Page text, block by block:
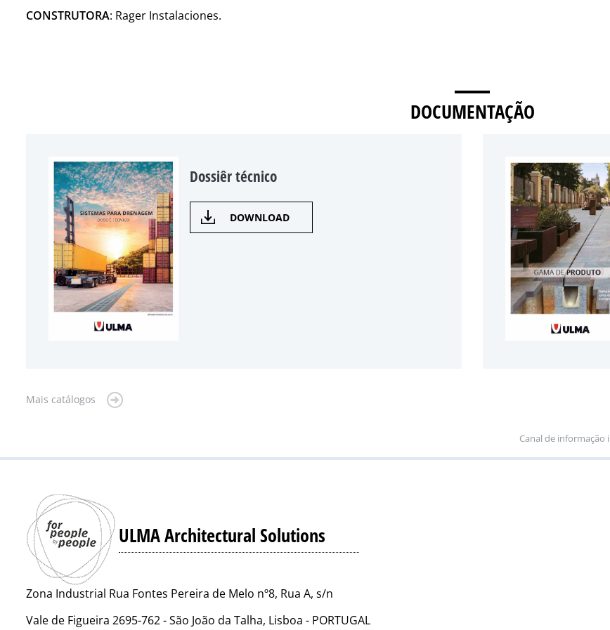
CONSTRUTORA: Rager Instalaciones.
DOCUMENTAÇÃO
Dossiêr técnico
DOWNLOAD
Mais catálogos
Canal de informação
ULMA Architectural Solutions
Zona Industrial Rua Fontes Pereira de Melo nº8, Rua A, s/n
Vale de Figueira 2695-762 - São João da Talha, Lisboa - PORTUGAL